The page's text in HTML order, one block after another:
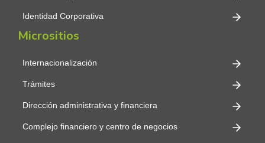
Identidad Corporativa
Micrositios
Internacionalización
Trámites
Dirección administrativa y financiera
Complejo financiero y centro de negocios